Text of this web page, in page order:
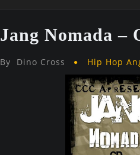
Jang Nomada –
By Dino Cross Hip Hop